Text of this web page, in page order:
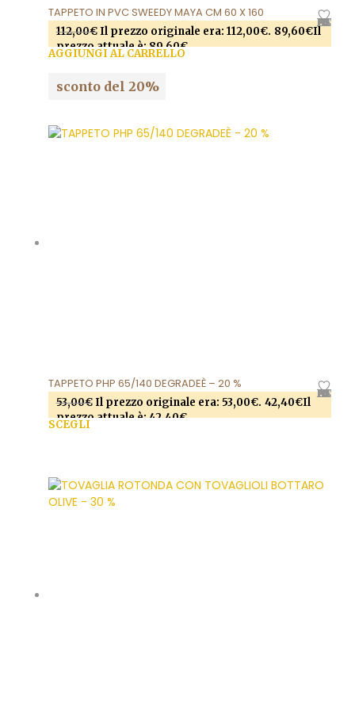
AGGIUNGI ALLA LISTA DEI DESIDERI
TAPPETO IN PVC SWEEDY MAYA CM 60 X 160
112,00€ Il prezzo originale era: 112,00€. 89,60€Il
prezzo attuale è: 89,60€.
AGGIUNGI AL CARRELLO
sconto del 20%
AGGIUNGI ALLA LISTA DEI DESIDERI
TAPPETO PHP 65/140 DEGRADEÈ – 20 %
53,00€ Il prezzo originale era: 53,00€. 42,40€Il
prezzo attuale è: 42,40€.
SCEGLI